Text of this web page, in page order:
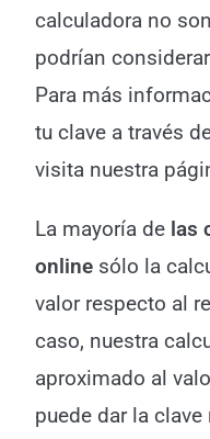
calculadora no
podrían
Para más
tu clave a través
visita nuestra
La mayoría de las
online sólo la
valor respecto al
caso, nuestra
aproximado al
puede dar la